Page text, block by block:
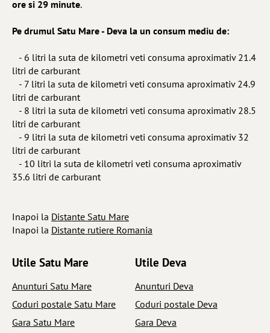
ore si 29 minute.
Pe drumul Satu Mare - Deva la un consum mediu de:
- 6 litri la suta de kilometri veti consuma aproximativ 21.4
litri de carburant
- 7 litri la suta de kilometri veti consuma aproximativ 24.9
litri de carburant
- 8 litri la suta de kilometri veti consuma aproximativ 28.5
litri de carburant
- 9 litri la suta de kilometri veti consuma aproximativ 32
litri de carburant
- 10 litri la suta de kilometri veti consuma aproximativ
35.6 litri de carburant
Inapoi la Distante Satu Mare
Inapoi la Distante rutiere Romania
Utile Satu Mare
Anunturi Satu Mare
Coduri postale Satu Mare
Gara Satu Mare
Utile Deva
Anunturi Deva
Coduri postale Deva
Gara Deva